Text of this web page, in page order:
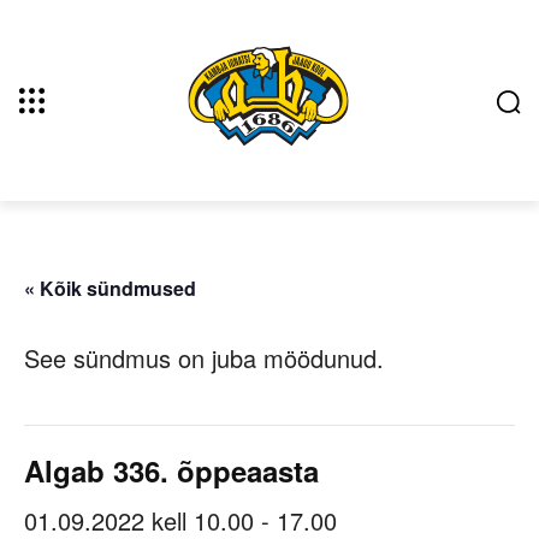
« Kõik sündmused
See sündmus on juba möödunud.
Algab 336. õppeaasta
01.09.2022 kell 10.00 - 17.00